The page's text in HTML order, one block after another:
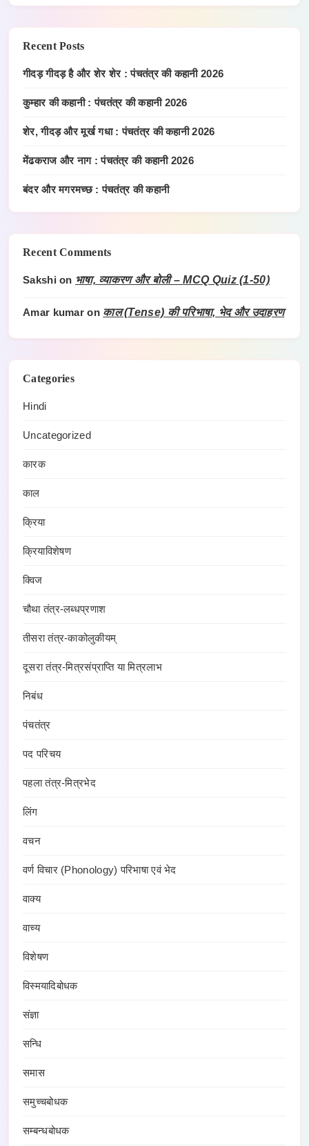
Recent Posts
गीदड़ गीदड़ है और शेर शेर : पंचतंत्र की कहानी 2026
कुम्हार की कहानी : पंचतंत्र की कहानी 2026
शेर, गीदड़ और मूर्ख गधा : पंचतंत्र की कहानी 2026
मेंढकराज और नाग : पंचतंत्र की कहानी 2026
बंदर और मगरमच्छ : पंचतंत्र की कहानी
Recent Comments
Sakshi on भाषा, व्याकरण और बोली – MCQ Quiz (1-50)
Amar kumar on काल (Tense) की परिभाषा, भेद और उदाहरण
Categories
Hindi
Uncategorized
कारक
काल
क्रिया
क्रियाविशेषण
क्विज
चौथा तंत्र-लब्धप्रणाश
तीसरा तंत्र-काकोलुकीयम्
दूसरा तंत्र-मित्रसंप्राप्ति या मित्रलाभ
निबंध
पंचतंत्र
पद परिचय
पहला तंत्र-मित्रभेद
लिंग
वचन
वर्ण विचार (Phonology) परिभाषा एवं भेद
वाक्य
वाच्य
विशेषण
विस्मयादिबोधक
संज्ञा
सन्धि
समास
समुच्चबोधक
सम्बन्धबोधक